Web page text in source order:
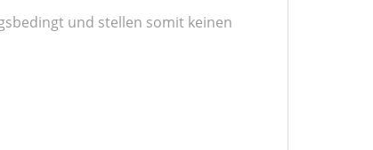
und stellen somit keinen